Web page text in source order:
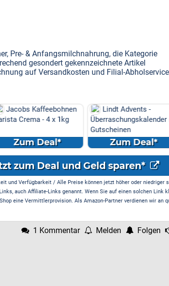
Pre- & Anfangsmilchnahrung, die Kategorie
gesondert gekennzeichnete Artikel
auf Versandkosten und Filial-
Kaffeebohnen
Crema - 4 x 1kg
Zum Deal*
Lindt Advents -
Überraschungskalender
Gutscheinen
Zum Deal*
zum Deal und Geld sparen*
und Verfügbarkeit / Alle Preise können jetzt höher oder
auch Affiliate-Links genannt. Wenn Sie auf einen solchen Link
eine Vermittlerprovision. Als Amazon-Partner verdienen wir an
1 Kommentar Melden Folgen